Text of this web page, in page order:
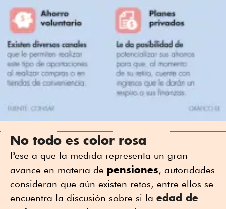
No todo es color rosa
Pese a que la medida representa un gran
avance en materia de pensiones, autoridades
consideran que aún existen retos, entre ellos se
encuentra la discusión sobre si la edad de